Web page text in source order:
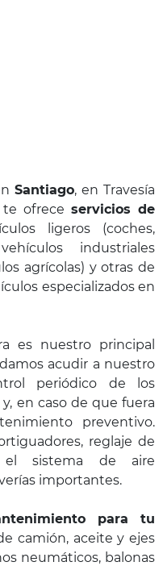
Santiago, en Travesía
te ofrece servicios de
ligeros (coches,
industriales
agrícolas) y otras de
especializados en
es nuestro principal
acudir a nuestro
periódico de los
en caso de que fuera
preventivo.
reglaje de
el sistema de aire
importantes.
para tu
camión, aceite y ejes
neumáticos, balonas